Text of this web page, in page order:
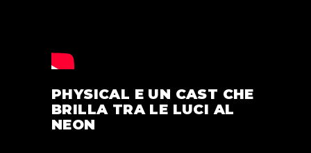
PHYSICAL E UN CAST CHE
BRILLA TRA LE LUCI AL
NEON